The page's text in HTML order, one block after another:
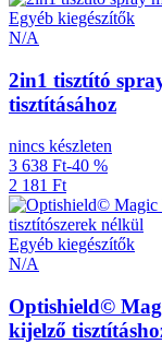
Egyéb kiegészítők
N/A
2in1 tisztító
tisztításához
nincs készleten
3 638 Ft-40 %
2 181 Ft
Egyéb kiegészítők
N/A
Optishield©
kijelző